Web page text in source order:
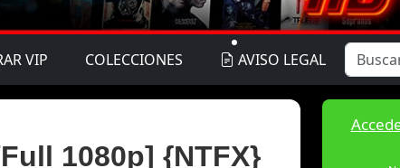
VIP COLECCIONES AVISO LEGAL
1080p] {NTFX}